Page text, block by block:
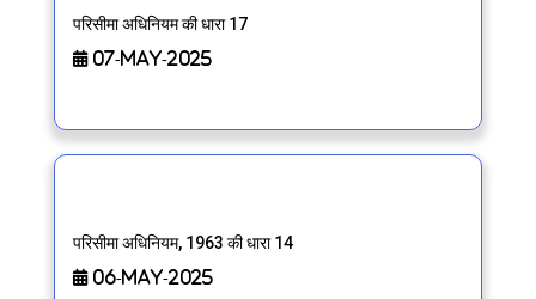
परिसीमा अधिनियम की धारा 17
07-May-2025
परिसीमा अधिनियम, 1963 की धारा 14
06-May-2025